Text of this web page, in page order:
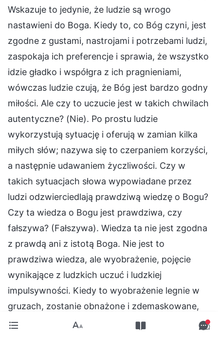
Wskazuje to jedynie, że ludzie są wrogo
nastawieni do Boga. Kiedy to, co Bóg czyni, jest
zgodne z gustami, nastrojami i potrzebami ludzi,
zaspokaja ich preferencje i sprawia, że wszystko
idzie gładko i współgra z ich pragnieniami,
wówczas ludzie czują, że Bóg jest bardzo godny
miłości. Ale czy to uczucie jest w takich chwilach
autentyczne? (Nie). Po prostu ludzie
wykorzystują sytuację i oferują w zamian kilka
miłych słów; nazywa się to czerpaniem korzyści,
a następnie udawaniem życzliwości. Czy w
takich sytuacjach słowa wypowiadane przez
ludzi odzwierciedlają prawdziwą wiedzę o Bogu?
Czy ta wiedza o Bogu jest prawdziwa, czy
fałszywa? (Fałszywa). Wiedza ta nie jest zgodna
z prawdą ani z istotą Boga. Nie jest to
prawdziwa wiedza, ale wyobrażenie, pojęcie
wynikające z ludzkich uczuć i ludzkiej
impulsywności. Kiedy to wyobrażenie legnie w
gruzach, zostanie obnażone i zdemaskowane,
ludzie czują się sfrustrowani; oznacza to, że